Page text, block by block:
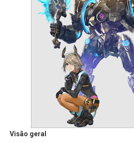
Visão geral